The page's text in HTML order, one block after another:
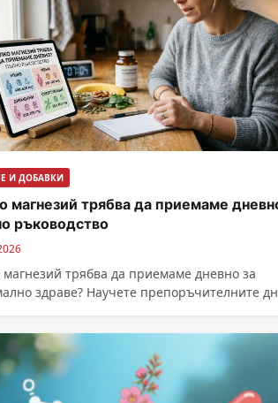
И ДОБАВКИ
магнезий трябва да приемаме
ръководство
магнезий трябва да приемаме дневно за
здраве? Научете препоръчителните
ръководство.